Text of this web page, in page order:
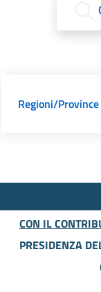
Regioni/
CON IL
PRESIDENZA